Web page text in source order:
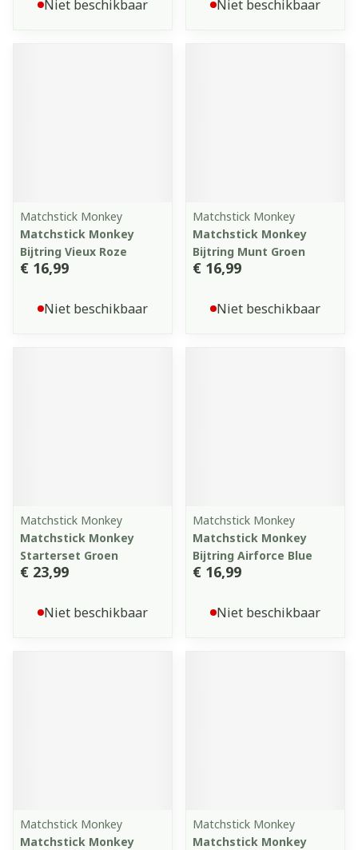
Niet beschikbaar Niet beschikbaar
Matchstick Monkey
Matchstick Monkey
Bijtring Vieux Roze
€ 16,99
Niet beschikbaar
Matchstick Monkey
Matchstick Monkey
Bijtring Munt Groen
€ 16,99
Niet beschikbaar
Matchstick Monkey
Matchstick Monkey
Starterset Groen
€ 23,99
Niet beschikbaar
Matchstick Monkey
Matchstick Monkey
Bijtring Airforce Blue
€ 16,99
Niet beschikbaar
Matchstick Monkey
Matchstick Monkey
Matchstick Monkey
Matchstick Monkey